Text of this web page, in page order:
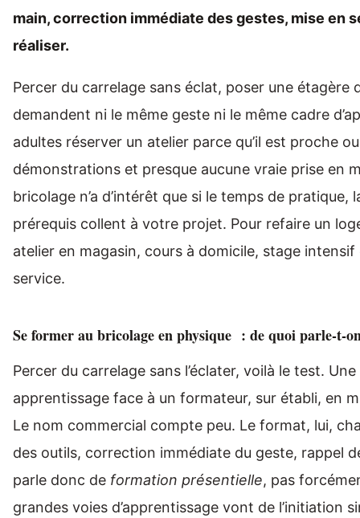
main, correction immédiate des gestes, mise en
réaliser.
Percer du carrelage sans éclat, poser une
demandent ni le même geste ni le même cadre
adultes réserver un atelier parce qu’il est proche
démonstrations et presque aucune vraie prise en
bricolage n’a d’intérêt que si le temps de pratique,
prérequis collent à votre projet. Pour refaire un
atelier en magasin, cours à domicile, stage
service.
Se former au bricolage en physique : de quoi parle-t-
Percer du carrelage sans l’éclater, voilà le test. Une
apprentissage face à un formateur, sur établi, en
Le nom commercial compte peu. Le format, lui,
des outils, correction immédiate du geste, rappel
parle donc de formation présentielle, pas
grandes voies d’apprentissage vont de l’initiation